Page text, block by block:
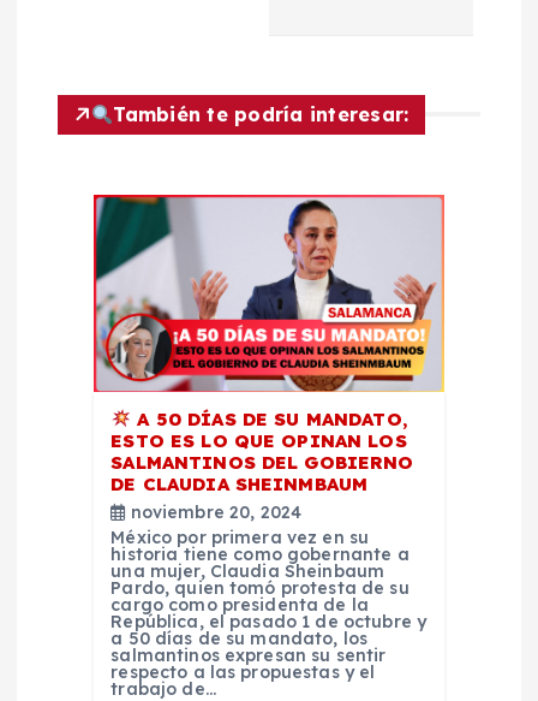
También te podría interesar:
A 50 DÍAS DE SU MANDATO,
ESTO ES LO QUE OPINAN LOS
SALMANTINOS DEL GOBIERNO
DE CLAUDIA SHEINMBAUM
noviembre 20, 2024
México por primera vez en su
historia tiene como gobernante a
una mujer, Claudia Sheinbaum
Pardo, quien tomó protesta de su
cargo como presidenta de la
República, el pasado 1 de octubre y
a 50 días de su mandato, los
salmantinos expresan su sentir
respecto a las propuestas y el
trabajo de…